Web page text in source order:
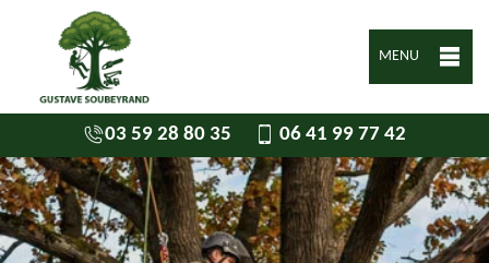
MENU
03 59 28 80 35 06 41 99 77 42